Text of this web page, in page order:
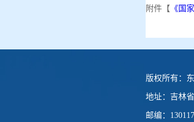
附件【 《国
版权所有：
地址：吉林
邮编：